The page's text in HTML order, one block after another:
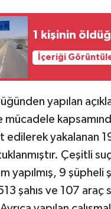
1 kişinin
İçeriği
yapılan
mücadele
edilerek yakalanan
Çeşitli
yapılmış, 9 şüpheli
şahıs ve 107 araç